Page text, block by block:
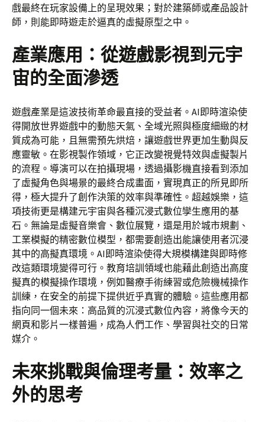
戲最終在玩家設備上的呈現效果；對於建築師或產品設計
師，則能即時遊走於逼真的虛擬原型之中。
產業應用：從遊戲影視到元宇
宙的全面滲透
遊戲產業是這波技術革命最直接的受益者。AI即時渲染使
得開放世界遊戲中的動態天氣、全域光照與極度細緻的材
質成為可能，且無需預先烘焙，讓遊戲世界更加生動與反
應靈敏。在影視製作領域，它正改變視覺特效與虛擬製片
的流程。導演可以在拍攝現場，透過攝影機直接看到添加
了虛擬角色與場景的最終合成畫面，實現真正的所見即所
得，極大提升了創作決策的效率與準確性。超越娛樂，這
項技術更是構建元宇宙與各種沉浸式數位孿生應用的基
石。無論是虛擬音樂會、數位展覽，還是用於城市規劃、
工業模擬的精密數位模型，都需要創造出能讓使用者沉浸
其中的高擬真環境。AI即時渲染使得大規模構建與即時修
改這類環境變得可行。教育培訓領域也能藉此創造出高度
擬真的模擬操作環境，例如醫療手術練習或危險機械操作
訓練，在安全的前提下提供近乎真實的體驗。這些應用都
指向同一個未來：高品質的沉浸式數位內容，將像今天的
網頁和影片一樣普遍，成為人們工作、學習與社交的日常
媒介。
未來挑戰與倫理考量：效率之
外的思考